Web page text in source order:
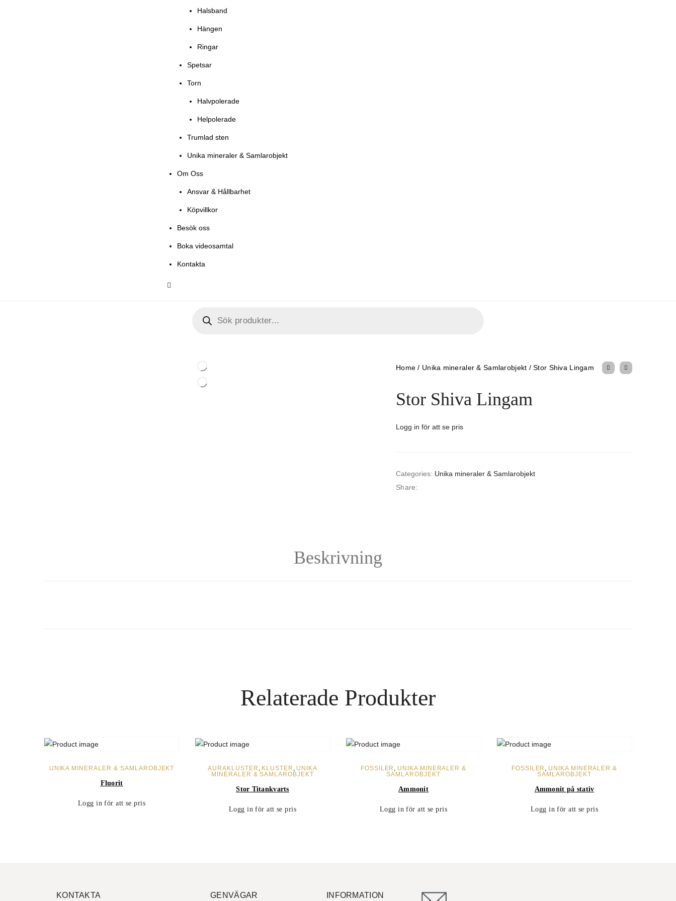
Halsband
Hängen
Ringar
Spetsar
Torn
Halvpolerade
Helpolerade
Trumlad sten
Unika mineraler & Samlarobjekt
Om Oss
Ansvar & Hållbarhet
Köpvillkor
Besök oss
Boka videosamtal
Kontakta
Home / Unika mineraler & Samlarobjekt /Stor Shiva Lingam
Stor Shiva Lingam
Logg in för att se pris
Categories: Unika mineraler & Samlarobjekt
Share:
Beskrivning
Relaterade Produkter
UNIKA MINERALER & SAMLAROBJEKT
Fluorit
Logg in för att se pris
AURAKLUSTER KLUSTER
UNIKA
MINERALER & SAMLAROBJEKT
Stor Titankvarts
Logg in för att se pris
FOSSILER
UNIKA MINERALER &
SAMLAROBJEKT
Ammonit
Logg in för att se pris
FOSSILER
UNIKA MINERALER &
SAMLAROBJEKT
Ammonit på stativ
Logg in för att se pris
KONTAKTA GENVÄGAR INFORMATION